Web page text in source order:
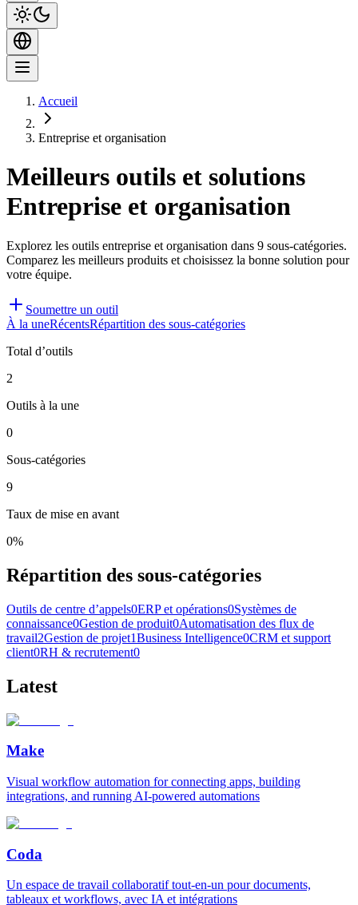
Accueil
Entreprise et organisation
Meilleurs outils et solutions
Entreprise et organisation
Explorez les outils entreprise et organisation dans 9 sous-catégories.
Comparez les meilleurs produits et choisissez la bonne solution pour
votre équipe.
Soumettre un outil
À la uneRécentsRépartition des sous-catégories
Total d’outils
2
Outils à la une
0
Sous-catégories
9
Taux de mise en avant
0%
Répartition des sous-catégories
Outils de centre d’appels0ERP et opérations0Systèmes de
connaissance0Gestion de produit0Automatisation des flux de
travail2Gestion de projet1Business Intelligence0CRM et support
client0RH & recrutement0
Latest
Make
Visual workflow automation for connecting apps, building
integrations, and running AI-powered automations
Coda
Un espace de travail collaboratif tout-en-un pour documents,
tableaux et workflows, avec IA et intégrations